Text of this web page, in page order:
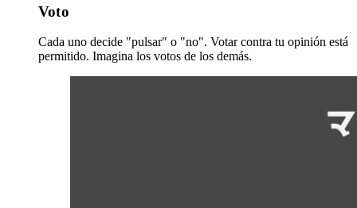
Voto
Cada uno decide "pulsar" o "no". Votar contra tu opinión está
permitido. Imagina los votos de los demás.